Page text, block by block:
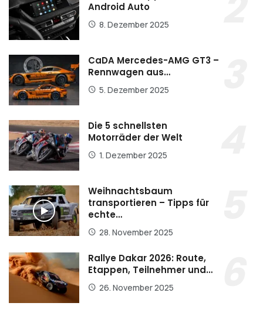
Android Auto
8. Dezember 2025
CaDA Mercedes-AMG GT3 –
Rennwagen aus…
5. Dezember 2025
Die 5 schnellsten
Motorräder der Welt
1. Dezember 2025
Weihnachtsbaum
transportieren – Tipps für
echte…
28. November 2025
Rallye Dakar 2026: Route,
Etappen, Teilnehmer und…
26. November 2025